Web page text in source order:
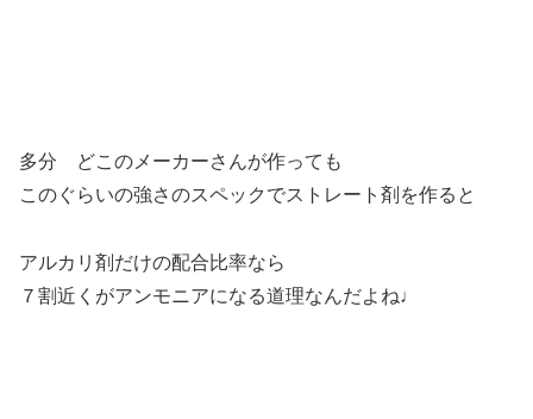
多分 どこのメーカーさんが作っても
このぐらいの強さのスペックでストレート剤を作ると
アルカリ剤だけの配合比率なら
７割近くがアンモニアになる道理なんだよね♩